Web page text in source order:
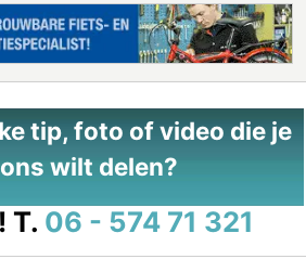
tip, foto of video die je
wilt delen?
T. 06 - 574 71 321